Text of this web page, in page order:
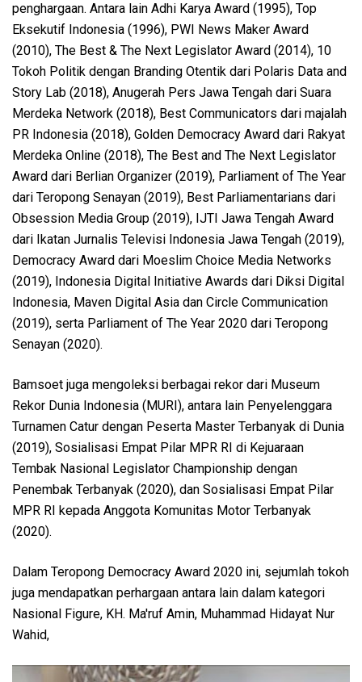
penghargaan. Antara lain Adhi Karya Award (1995), Top
Eksekutif Indonesia (1996), PWI News Maker Award
(2010), The Best & The Next Legislator Award (2014), 10
Tokoh Politik dengan Branding Otentik dari Polaris Data and
Story Lab (2018), Anugerah Pers Jawa Tengah dari Suara
Merdeka Network (2018), Best Communicators dari majalah
PR Indonesia (2018), Golden Democracy Award dari Rakyat
Merdeka Online (2018), The Best and The Next Legislator
Award dari Berlian Organizer (2019), Parliament of The Year
dari Teropong Senayan (2019), Best Parliamentarians dari
Obsession Media Group (2019), IJTI Jawa Tengah Award
dari Ikatan Jurnalis Televisi Indonesia Jawa Tengah (2019),
Democracy Award dari Moeslim Choice Media Networks
(2019), Indonesia Digital Initiative Awards dari Diksi Digital
Indonesia, Maven Digital Asia dan Circle Communication
(2019), serta Parliament of The Year 2020 dari Teropong
Senayan (2020).
Bamsoet juga mengoleksi berbagai rekor dari Museum
Rekor Dunia Indonesia (MURI), antara lain Penyelenggara
Turnamen Catur dengan Peserta Master Terbanyak di Dunia
(2019), Sosialisasi Empat Pilar MPR RI di Kejuaraan
Tembak Nasional Legislator Championship dengan
Penembak Terbanyak (2020), dan Sosialisasi Empat Pilar
MPR RI kepada Anggota Komunitas Motor Terbanyak
(2020).
Dalam Teropong Democracy Award 2020 ini, sejumlah tokoh
juga mendapatkan perhargaan antara lain dalam kategori
Nasional Figure, KH. Ma'ruf Amin, Muhammad Hidayat Nur
Wahid,